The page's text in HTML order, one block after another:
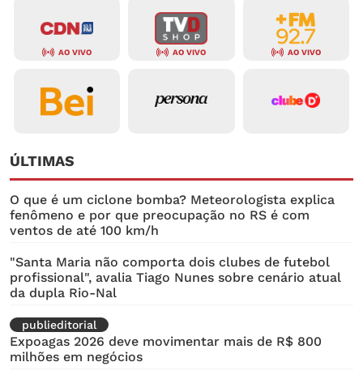
AO VIVO AO VIVO AO VIVO
ÚLTIMAS
O que é um ciclone bomba? Meteorologista explica
fenômeno e por que preocupação no RS é com
ventos de até 100 km/h
"Santa Maria não comporta dois clubes de futebol
profissional", avalia Tiago Nunes sobre cenário atual
da dupla Rio-Nal
publieditorial
Expoagas 2026 deve movimentar mais de R$ 800
milhões em negócios